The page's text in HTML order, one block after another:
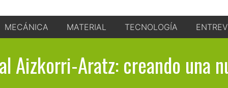
MECÁNICA MATERIAL TECNOLOGÍA
Aizkorri-Aratz: creando una